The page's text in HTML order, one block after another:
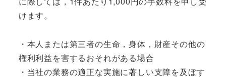
けます。
・本人または第三者の生命，身体，財産その他の
権利利益を害するおそれがある場合
・当社の業務の適正な実施に著しい支障を及ぼす